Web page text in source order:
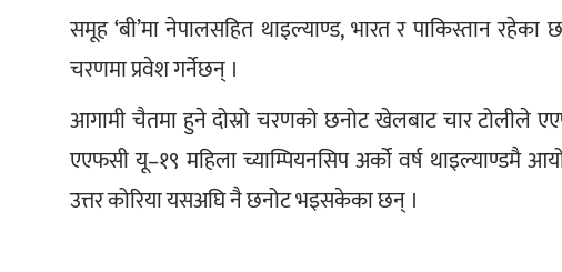
समूह ‘बी’मा नेपालसहित थाइल्याण्ड, भारत र पाकिस्तान
चरणमा प्रवेश गर्नेछन् ।
आगामी चैतमा हुने दोस्रो चरणको छनोट खेलबाट चार टोलीले
एएफसी यू–१९ महिला च्याम्पियनसिप अर्को वर्ष थाइल्याण्डमै
उत्तर कोरिया यसअघि नै छनोट भइसकेका छन् ।